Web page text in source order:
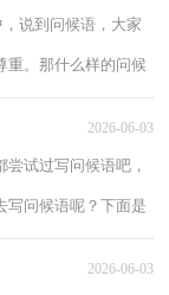
说到问候语，大家
重。那什么样的问候
2026-06-03
试过写问候语吧，
写问候语呢？下面是
2026-06-03